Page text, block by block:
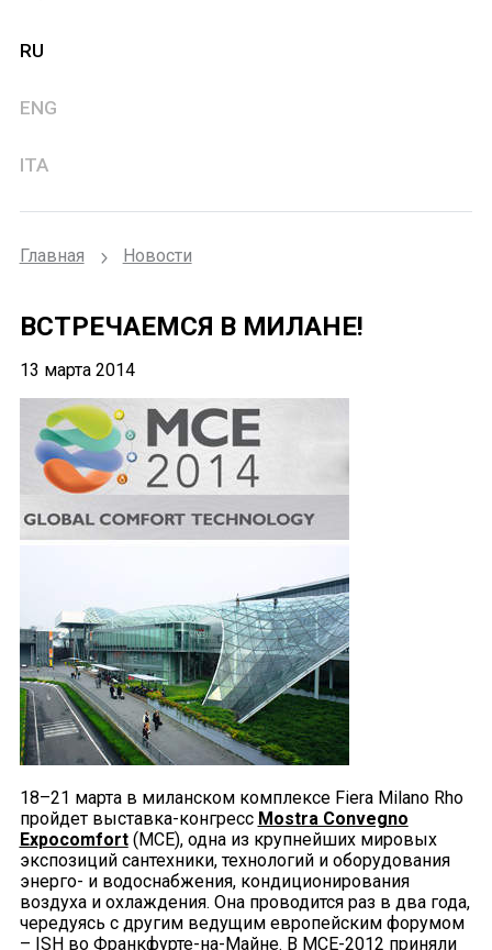
RU
ENG
ITA
Главная Новости
ВСТРЕЧАЕМСЯ В МИЛАНЕ!
13 марта 2014
18–21 марта в миланском комплексе Fiera Milano Rho
пройдет выставка-конгресс Mostra Convegno
Expocomfort(MCE), одна из крупнейших мировых
экспозиций сантехники, технологий и оборудования
энерго- и водоснабжения, кондиционирования
воздуха и охлаждения. Она проводится раз в два года,
чередуясь с другим ведущим европейским форумом
– ISH во Франкфурте-на-Майне. В MCE-2012 приняли